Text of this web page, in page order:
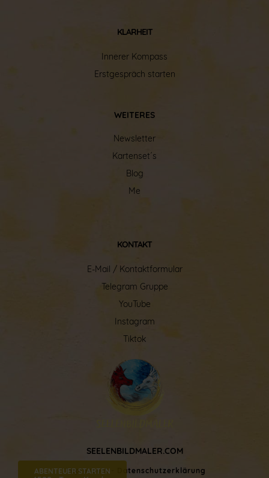
ABENTEUER STARTEN
KLARHEIT
Innerer Kompass
Erstgespräch starten
WEITERES
Newsletter
Kartenset´s
Blog
Me
KONTAKT
E-Mail / Kontaktformular
Telegram Gruppe
YouTube
Instagram
Tiktok
SEELENBILDMALER.COM
Impressum - Datenschutzerklärung